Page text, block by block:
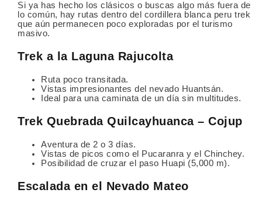
Si ya has hecho los clásicos o buscas algo más fuera de
lo común, hay rutas dentro del cordillera blanca peru trek
que aún permanecen poco exploradas por el turismo
masivo.
Trek a la Laguna Rajucolta
Ruta poco transitada.
Vistas impresionantes del nevado Huantsán.
Ideal para una caminata de un día sin multitudes.
Trek Quebrada Quilcayhuanca – Cojup
Aventura de 2 o 3 días.
Vistas de picos como el Pucaranra y el Chinchey.
Posibilidad de cruzar el paso Huapi (5,000 m).
Escalada en el Nevado Mateo